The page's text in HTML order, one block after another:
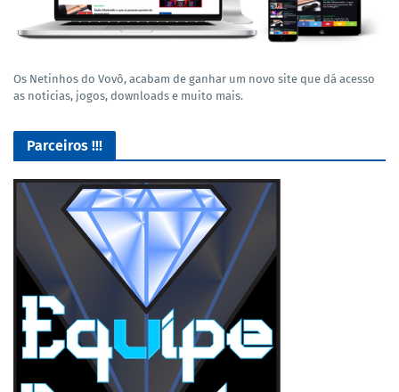
Os Netinhos do Vovô, acabam de ganhar um novo site que dá acesso
as noticias, jogos, downloads e muito mais.
Parceiros !!!
Lives de Gameplay no Facebook Gaming e muito mais